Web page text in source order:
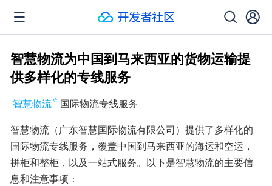
智慧物流为中国到马来西亚的货物运输提
供多样化的专线服务
智慧物流
国际物流专线服务
智慧物流（广东智慧国际物流有限公司）提供了多样化的
国际物流专线服务，覆盖中国到马来西亚的海运和空运，
拼柜和整柜，以及一站式服务。以下是智慧物流的主要信
息和注意事项：